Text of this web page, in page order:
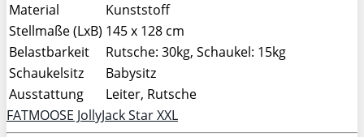
Material
Kunststoff
Stellmaße (LxB) 145 x 128 cm
Belastbarkeit
Rutsche: 30kg, Schaukel: 15kg
Schaukelsitz
Babysitz
Ausstattung
Leiter, Rutsche
FATMOOSE JollyJack Star XXL